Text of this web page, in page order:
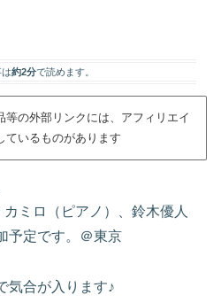
約2分で読めます。
の外部リンクには、アフィリエイ
ているものがあります
ミロ（ピアノ）、鈴木優人
予定です。＠東京
気合が入ります♪